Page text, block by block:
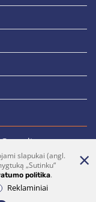
mums
slapukai (angl.
„Sutinku“
politika.
Reklaminiai